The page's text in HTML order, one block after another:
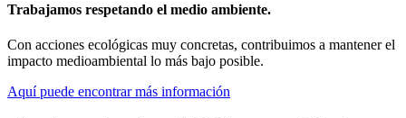
Trabajamos respetando el medio ambiente.
Con acciones ecológicas muy concretas, contribuimos a mantener el
impacto medioambiental lo más bajo posible.
Aquí puede encontrar más información